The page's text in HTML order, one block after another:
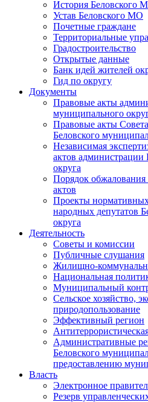
История Беловского
Устав Беловского МО
Почетные граждане
Территориальные
Градостроительство
Открытые данные
Банк идей жителей
Гид по округу
Документы
Правовые акты
муниципального
Правовые акты
Беловского
Независимая
актов администрации
округа
Порядок
актов
Проекты
народных депутатов
округа
Деятельность
Советы и комиссии
Публичные слушания
Жилищно-
Национальная
Муниципальный
Сельское хозяйство,
природопользование
Эффективный регион
Административные
Беловского
предоставлению
Власть
Электронное
Резерв